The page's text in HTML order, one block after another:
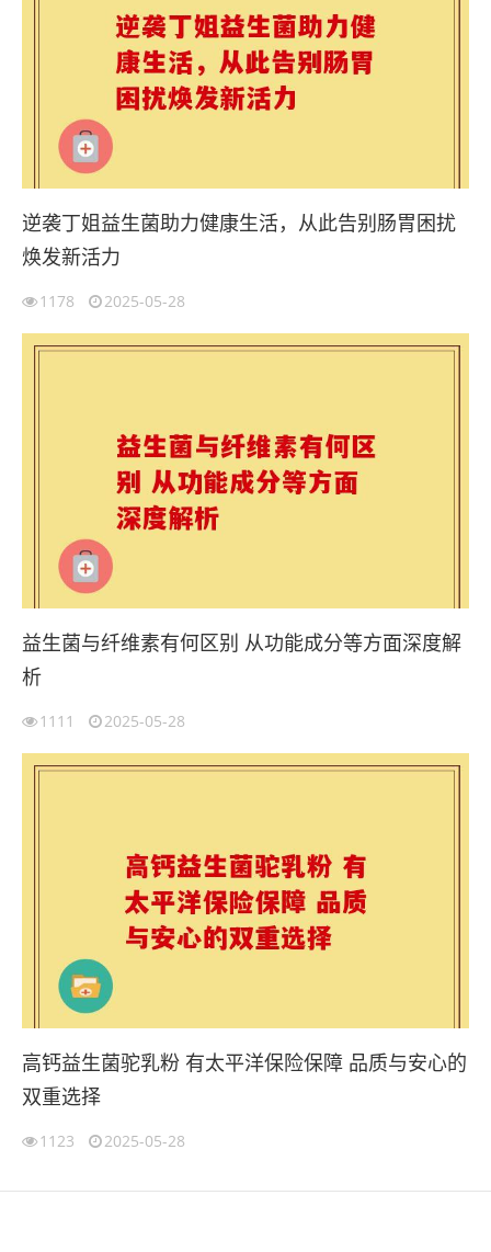
逆袭丁姐益生菌助力健康生活，从此告别肠胃困扰
焕发新活力
1178 2025-05-28
益生菌与纤维素有何区别 从功能成分等方面深度解
析
1111 2025-05-28
高钙益生菌驼乳粉 有太平洋保险保障 品质与安心的
双重选择
1123 2025-05-28